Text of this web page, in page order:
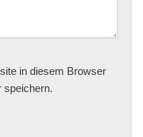
in diesem Browser
speichern.